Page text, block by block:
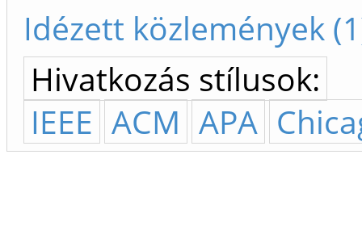
Idézett közlemények
Hivatkozás stílusok:
IEEE ACM APA